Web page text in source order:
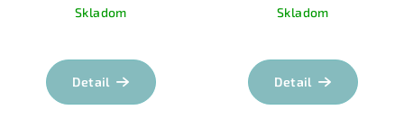
Skladom
hodnocení
produktu
Detail
Skladom
Detail